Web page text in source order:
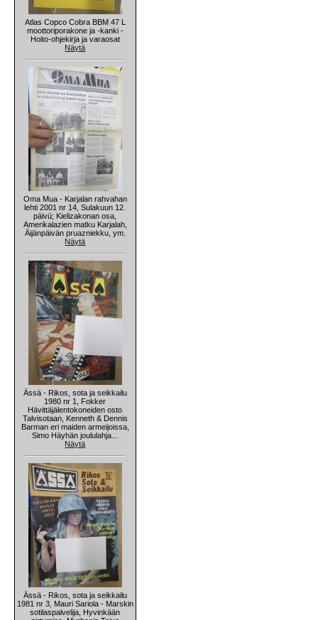
Atlas Copco Cobra BBM 47 L
moottoriporakone ja -kanki -
Hoito-ohjekirja ja varaosat
Näytä
Oma Mua - Karjalan rahvahan
lehti 2001 nr 14, Sulakuun 12.
päivü; Kielizakonan osa,
Amerikalazien matku Karjalah,
Äijänpäivän pruazniekku, ym.
Näytä
Ässä - Rikos, sota ja seikkailu
1980 nr 1, Fokker
Hävittäjälentokoneiden osto
Talvisotaan, Kenneth & Dennis
Barman eri maiden armeijoissa,
Simo Häyhän joululahja...
Näytä
Ässä - Rikos, sota ja seikkailu
1981 nr 3, Mauri Sariola - Marskin
sotilaspalvelija, Hyvinkään